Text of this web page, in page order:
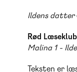
Ildens datter
Rød Læseklub
Malina 1 -
Teksten er